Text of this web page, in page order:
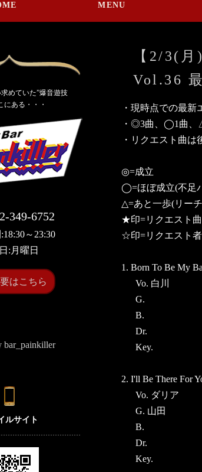
MENU
【2/3(
Vol.36
・現時点での最新
・◎3曲、◯1曲、
・リクエスト曲は
◎=成立
◯=ほぼ成立(不足
△=あと一歩(リー
★印=リクエスト曲
☆印=リクエスト者
1. Born To Be My
Vo. 白川
G.
B.
Dr.
Key.
2. I'll Be There For
Vo. ダリア
G. 山田
B.
Dr.
Key.
めていた”爆音遊技
にある・・・
349-6752
～23:30
:月曜日
はこちら
bar_painkiller
ルサイト